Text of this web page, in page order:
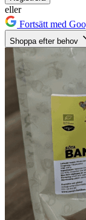
eller
Fortsätt med
Shoppa efter behov